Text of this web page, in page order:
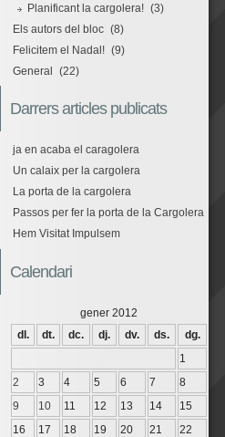
Planificant la cargolera! (3)
Els autors del bloc (8)
Felicitem el Nadal! (9)
General (22)
Darrers articles publicats
ja en acaba el caragolera
Un calaix per la cargolera
La porta de la cargolera
Passos per fer la porta de la Cargolera
Hem Visitat Impulsem
Calendari
gener 2012
dl.
dt. dc. dj. dv. ds. dg.
1
2
3 4 5 6 7
8
9
10 11 12 13 14
15
16
17 18 19 20 21
22